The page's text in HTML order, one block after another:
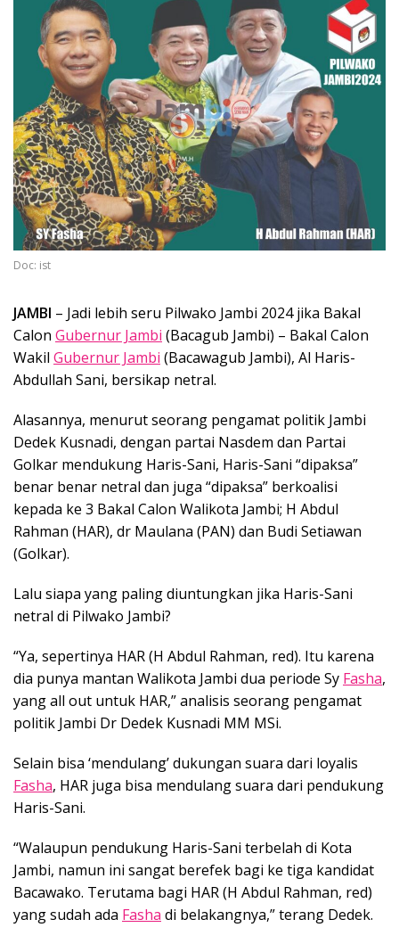
Doc: ist
JAMBI – Jadi lebih seru Pilwako Jambi 2024 jika Bakal
Calon Gubernur Jambi (Bacagub Jambi) – Bakal Calon
Wakil Gubernur Jambi (Bacawagub Jambi), Al Haris-
Abdullah Sani, bersikap netral.
Alasannya, menurut seorang pengamat politik Jambi
Dedek Kusnadi, dengan partai Nasdem dan Partai
Golkar mendukung Haris-Sani, Haris-Sani “dipaksa”
benar benar netral dan juga “dipaksa” berkoalisi
kepada ke 3 Bakal Calon Walikota Jambi; H Abdul
Rahman (HAR), dr Maulana (PAN) dan Budi Setiawan
(Golkar).
Lalu siapa yang paling diuntungkan jika Haris-Sani
netral di Pilwako Jambi?
“Ya, sepertinya HAR (H Abdul Rahman, red). Itu karena
dia punya mantan Walikota Jambi dua periode Sy Fasha,
yang all out untuk HAR,” analisis seorang pengamat
politik Jambi Dr Dedek Kusnadi MM MSi.
Selain bisa ‘mendulang’ dukungan suara dari loyalis
Fasha, HAR juga bisa mendulang suara dari pendukung
Haris-Sani.
“Walaupun pendukung Haris-Sani terbelah di Kota
Jambi, namun ini sangat berefek bagi ke tiga kandidat
Bacawako. Terutama bagi HAR (H Abdul Rahman, red)
yang sudah ada Fasha di belakangnya,” terang Dedek.